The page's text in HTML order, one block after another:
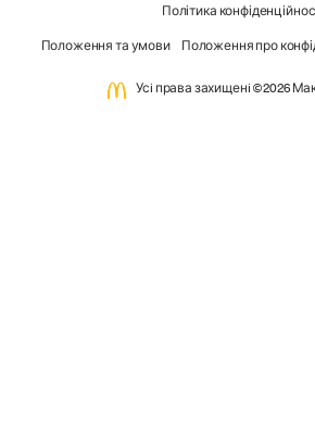
Політика
Положення та умови Положення про
Усi права захищенi ©2026